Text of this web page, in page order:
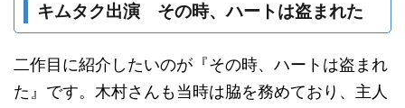
キムタク出演 その時、ハートは盗まれた
二作目に紹介したいのが『その時、ハートは盗まれ
た』です。木村さんも当時は脇を務めており、主人